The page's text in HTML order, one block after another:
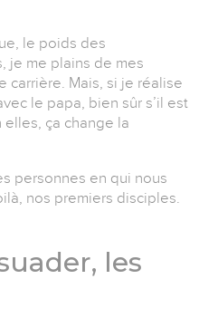
le poids des
je me plains de mes
carrière. Mais, si je réalise
le papa, bien sûr s’il est
elles, ça change la
personnes en qui nous
nos premiers disciples.
les